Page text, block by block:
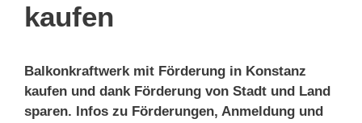
kaufen
Balkonkraftwerk mit Förderung in Konstanz
kaufen und dank Förderung von Stadt und Land
sparen. Infos zu Förderungen, Anmeldung und